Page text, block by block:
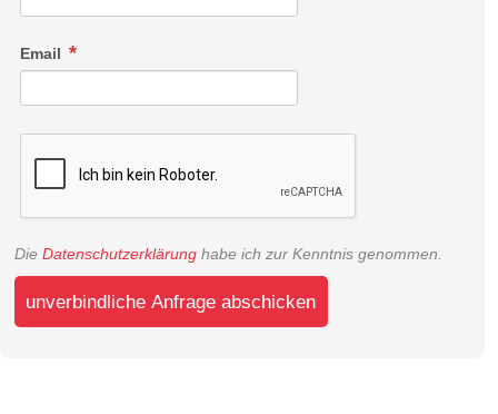
Email
Die Datenschutzerklärung habe ich zur Kenntnis genommen.
unverbindliche Anfrage abschicken